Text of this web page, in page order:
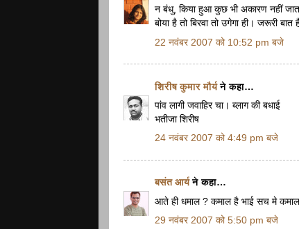
न बंधु, किया हुआ कुछ भी अकारण नहीं
बोया है तो बिरवा तो उगेगा ही। जरूरी
22 नवंबर 2007 को 10:52 pm बजे
शिरीष कुमार मौर्यने कहा…
पांव लागी जवाहिर चा। ब्लाग की बधाई
भतीजा शिरीष
24 नवंबर 2007 को 4:49 pm बजे
बसंत आर्यने कहा…
आते ही धमाल ? कमाल है भाई सच मे कमाल
29 नवंबर 2007 को 5:50 pm बजे